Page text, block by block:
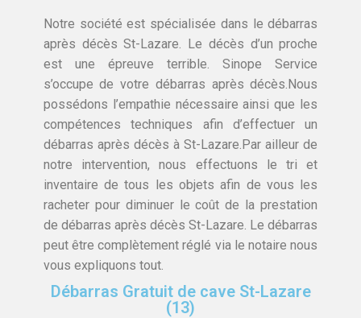
Notre société est spécialisée dans le débarras
après décès St-Lazare. Le décès d’un proche
est une épreuve terrible. Sinope Service
s’occupe de votre débarras après décès.Nous
possédons l’empathie nécessaire ainsi que les
compétences techniques afin d’effectuer un
débarras après décès à St-Lazare.Par ailleur de
notre intervention, nous effectuons le tri et
inventaire de tous les objets afin de vous les
racheter pour diminuer le coût de la prestation
de débarras après décès St-Lazare. Le débarras
peut être complètement réglé via le notaire nous
vous expliquons tout.
Débarras Gratuit de cave St-Lazare
(13)